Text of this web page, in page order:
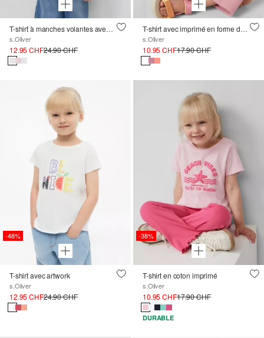
T-shirt à manches volantes avec application
s.Oliver
12.95 CHF24.90 CHF
T-shirt avec imprimé en forme de A
s.Oliver
10.95 CHF17.90 CHF
-48%
T-shirt avec artwork
s.Oliver
12.95 CHF24.90 CHF
-38%
T-shirt en coton imprimé
s.Oliver
10.95 CHF17.90 CHF
DURABLE